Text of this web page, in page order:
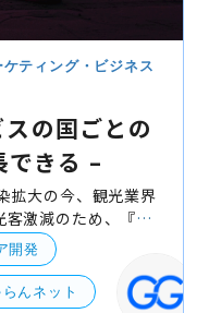
ケティング・ビジネス
の国ごとの
できる –
激減のため、『鹿
という噂も出てい
会」がツイートで
開発
らんネット